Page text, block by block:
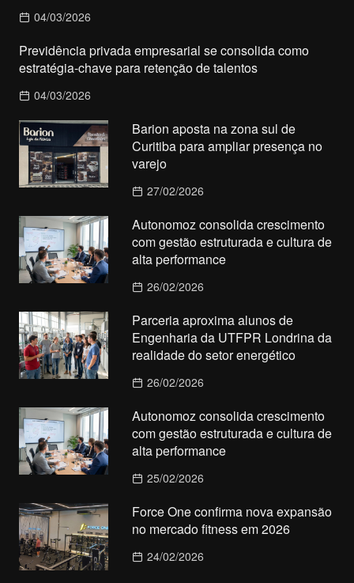
04/03/2026
Previdência privada empresarial se consolida como
estratégia-chave para retenção de talentos
04/03/2026
Barion aposta na zona sul de
Curitiba para ampliar presença no
varejo
27/02/2026
Autonomoz consolida crescimento
com gestão estruturada e cultura de
alta performance
26/02/2026
Parceria aproxima alunos de
Engenharia da UTFPR Londrina da
realidade do setor energético
26/02/2026
Autonomoz consolida crescimento
com gestão estruturada e cultura de
alta performance
25/02/2026
Force One confirma nova expansão
no mercado fitness em 2026
24/02/2026